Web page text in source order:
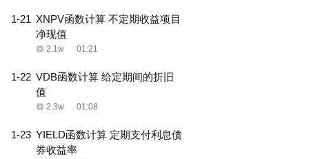
1-21 XNPV函数计算 不定期收益项目
净现值
2.1w 01:21
1-22 VDB函数计算 给定期间的折旧
值
2.3w 01:08
1-23 YIELD函数计算 定期支付利息债
券收益率